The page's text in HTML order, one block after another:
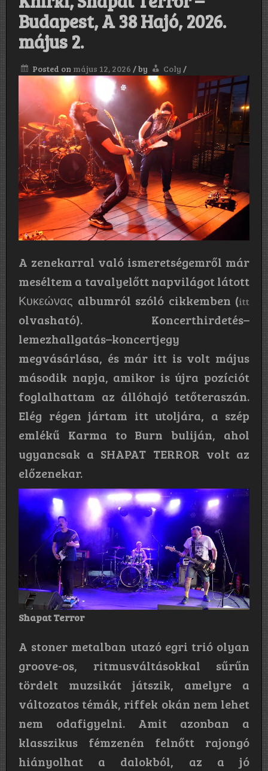
Budapest, A 38 Hajó, 2026.
május 2.
Posted on május 12, 2026 /by Coly /
A zenekarral való ismeretségemről már
meséltem a tavalyelőtt napvilágot látott
Κ​υ​κ​ε​ώ​ν​α​ς albumról szóló cikkemben (itt
olvasható). Koncerthirdetés–
lemezhallgatás–koncertjegy
megvásárlása, és már itt is volt május
második napja, amikor is újra pozíciót
foglalhattam az állóhajó tetőteraszán.
Elég régen jártam itt utoljára, a szép
emlékű Karma to Burn buliján, ahol
ugyancsak a SHAPAT TERROR volt az
előzenekar.
Shapat Terror
A stoner metalban utazó egri trió olyan
groove-os, ritmusváltásokkal sűrűn
tördelt muzsikát játszik, amelyre a
változatos témák, riffek okán nem lehet
nem odafigyelni. Amit azonban a
klasszikus fémzenén felnőtt rajongó
hiányolhat a dalokból, az a jó